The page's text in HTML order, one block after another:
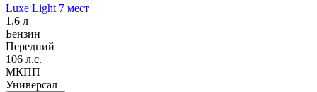
Luxe Light 7 мест
1.6 л
Бензин
Передний
106 л.с.
МКПП
Универсал